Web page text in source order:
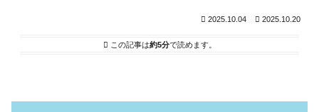
2025.10.04 2025.10.20
この記事は約5分で読めます。